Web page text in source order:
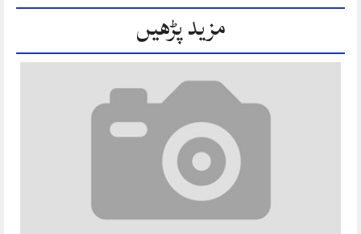
مزید پڑھیں